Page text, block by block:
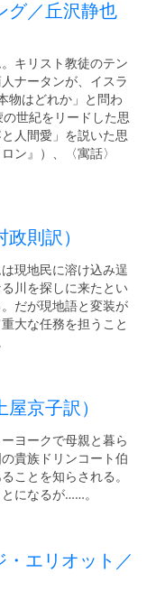
グ／丘沢静也
キリスト教徒のテン
ナータンが、イスラ
物はどれか」と問わ
世紀をリードした思
人間愛」を説いた思
ン』）、〈寓話〉
則訳）
現地民に溶け込み逞
川を探しに来たとい
だが現地語と変装が
大な任務を担うこと
京子訳）
ヨークで母親と暮ら
貴族ドリンコート伯
ことを知らされる。
になるが……。
・エリオット／